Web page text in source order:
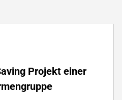
Projekt einer